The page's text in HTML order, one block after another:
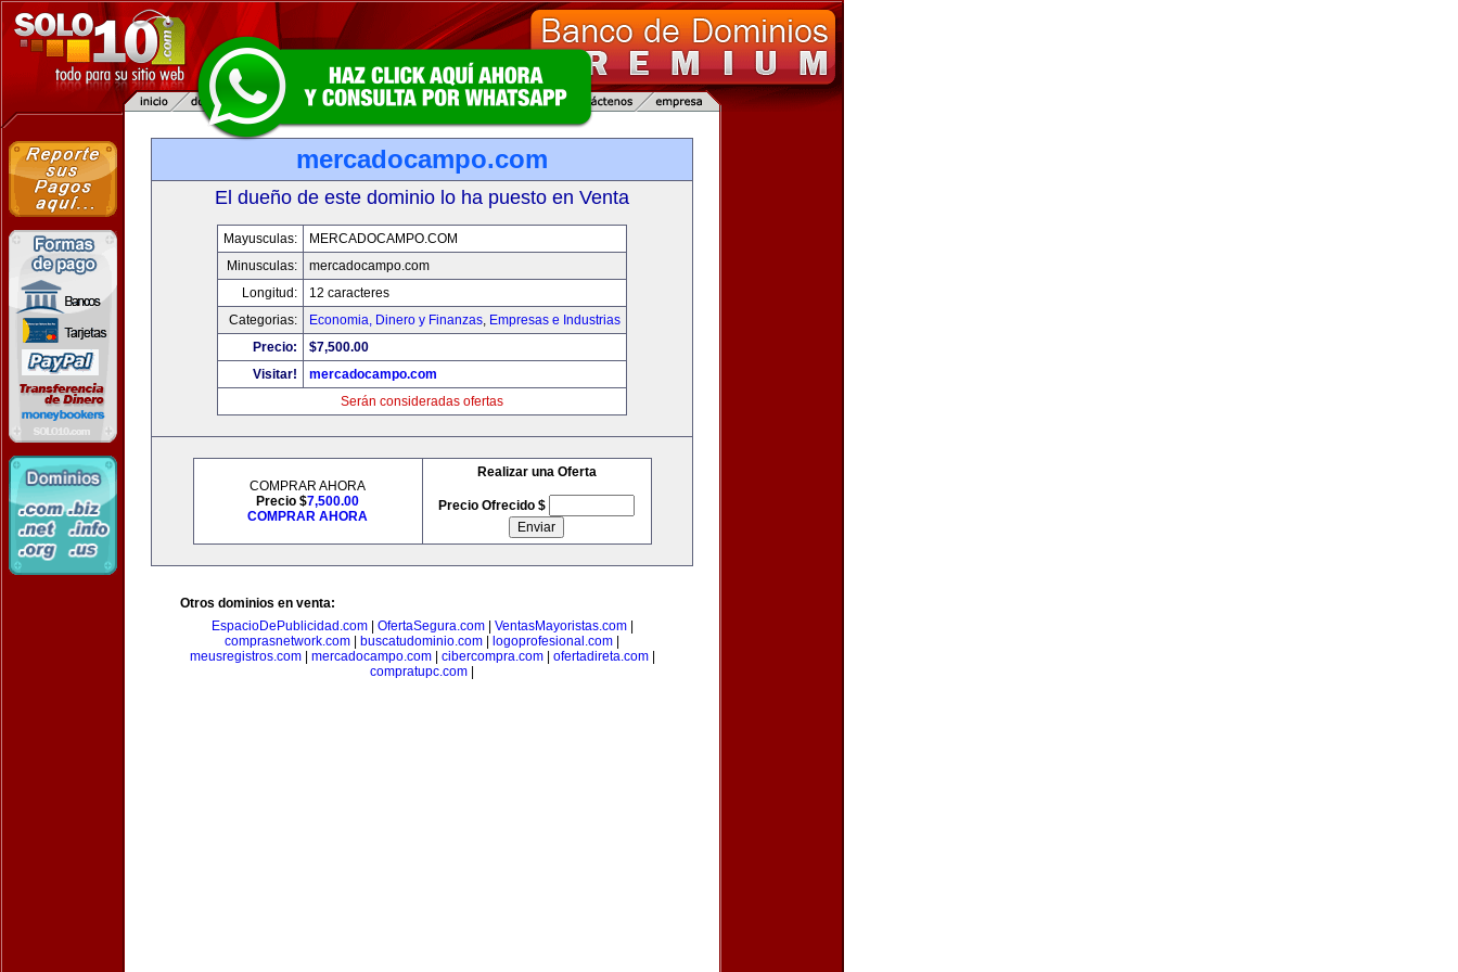
mercadocampo.com
El dueño de este dominio lo ha puesto en Venta
Mayusculas:
MERCADOCAMPO.COM
Minusculas:
mercadocampo.com
Longitud:
12 caracteres
Categorias:
Economia, Dinero y Finanzas, Empresas e Industrias
Precio:
$7,500.00
Visitar!
mercadocampo.com
Serán consideradas ofertas
COMPRAR AHORA
Precio $7,500.00
COMPRAR AHORA
Realizar una Oferta
Precio Ofrecido $
Otros dominios en venta:
EspacioDePublicidad.com| OfertaSegura.com| VentasMayoristas.com|
comprasnetwork.com
buscatudominio.com logoprofesional.com
meusregistros.com| mercadocampo.com| cibercompra.com| ofertadireta.com|
compratupc.com